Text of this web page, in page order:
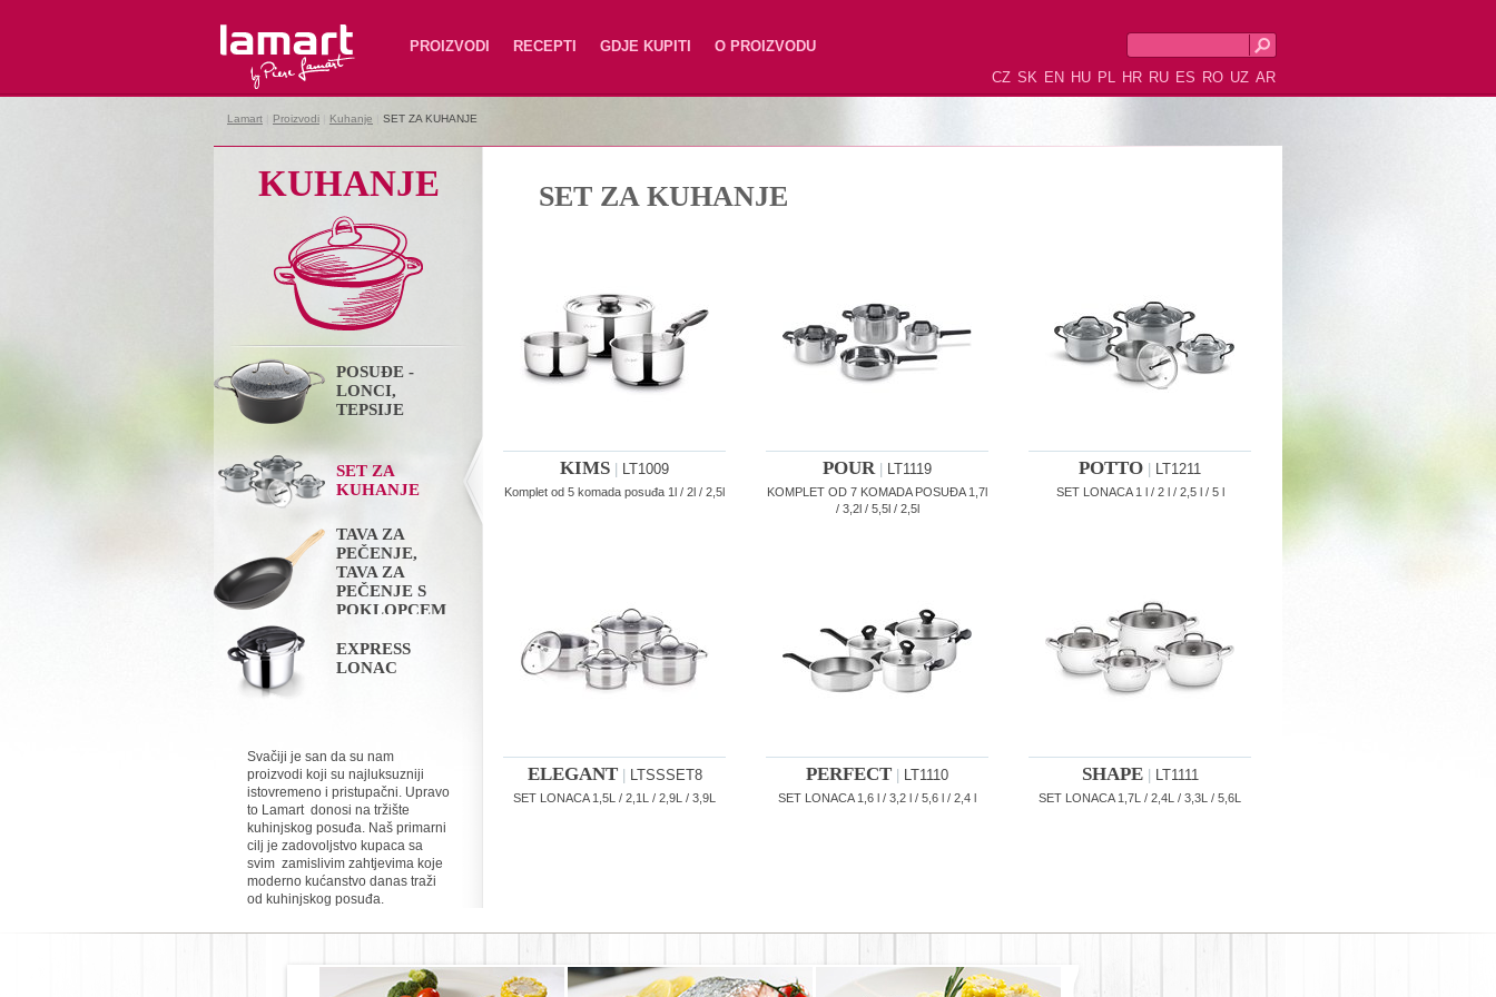
Lamart PROIZVODI RECEPTI GDJE KUPITI
O PROIZVODU
CZ SK EN HU PL HR RU ES RO UZ AR
Lamart Proizvodi Kuhanje SET ZA KUHANJE
KUHANJE
POSUĐE -
LONCI,
TEPSIJE
SET ZA
KUHANJE
TAVA ZA
PEČENJE,
TAVA ZA
PEČENJE S
POKLOPCEM
EXPRESS
LONAC
Svačiji je san da su nam
proizvodi koji su najluksuzniji
istovremeno i pristupačni. Upravo
to Lamart donosi na tržište
kuhinjskog posuđa. Naš primarni
cilj je zadovoljstvo kupaca sa
svim zamislivim zahtjevima koje
moderno kućanstvo danas traži
od kuhinjskog posuđa.
SET ZA KUHANJE
KIMS LT1009
Komplet od 5 komada posuđa 1l / 2l / 2,5l
POUR| LT1119
KOMPLET OD 7 KOMADA POSUĐA 1,7l
/ 3,2l / 5,5l / 2,5l
POTTO LT1211
SET LONACA 1 l / 2 l / 2,5 l / 5 l
ELEGANT| LTSSSET8
SET LONACA 1,5L / 2,1L / 2,9L / 3,9L
PERFECT LT1110
SET LONACA 1,6 l / 3,2 l / 5,6 l / 2,4 l
SHAPE| LT1111
SET LONACA 1,7L / 2,4L / 3,3L / 5,6L